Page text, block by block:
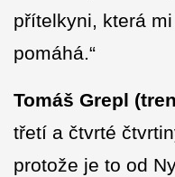
přítelkyni, která
pomáhá.“
Tomáš Grepl
třetí a čtvrté
protože je to od